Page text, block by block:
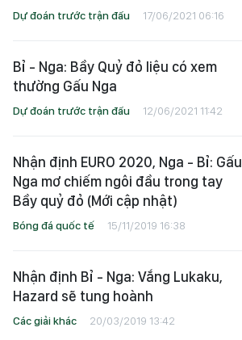
Dự đoán trước trận đấu 17/06/2021 06:16
Bỉ - Nga: Bầy Quỷ đỏ liệu có xem
thường Gấu Nga
Dự đoán trước trận đấu 12/06/2021 11:42
Nhận định EURO 2020, Nga - Bỉ: Gấu
Nga mơ chiếm ngôi đầu trong tay
Bầy quỷ đỏ (Mới cập nhật)
Bóng đá quốc tế 15/11/2019 16:38
Nhận định Bỉ - Nga: Vắng Lukaku,
Hazard sẽ tung hoành
Các giải khác 20/03/2019 13:42